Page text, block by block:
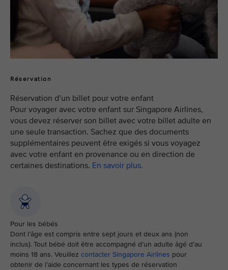
Réservation
Réservation d’un billet pour votre enfant
Pour voyager avec votre enfant sur Singapore Airlines,
vous devez réserver son billet avec votre billet adulte en
une seule transaction. Sachez que des documents
supplémentaires peuvent être exigés si vous voyagez
avec votre enfant en provenance ou en direction de
certaines destinations. En savoir plus.
Pour les bébés
Dont l’âge est compris entre sept jours et deux ans (non
inclus). Tout bébé doit être accompagné d’un adulte âgé d’au
moins 18 ans. Veuillez contacter Singapore Airlines pour
obtenir de l’aide concernant les types de réservation